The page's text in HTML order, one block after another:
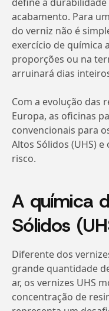
acabamento. Para
do verniz não é
exercício de química
proporções ou na
arruinará dias
Com a evolução das
Europa, as oficinas
convencionais para
Altos Sólidos (UHS)
risco.
A química
Sólidos
Diferente dos
grande quantidade
ar, os vernizes UHS
concentração de